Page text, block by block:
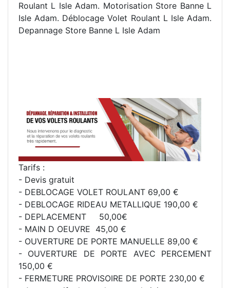
Roulant L Isle Adam. Motorisation Store Banne L
Isle Adam. Déblocage Volet Roulant L Isle Adam.
Depannage Store Banne L Isle Adam
Tarifs :
- Devis gratuit
- DEBLOCAGE VOLET ROULANT 69,00 €
- DEBLOCAGE RIDEAU METALLIQUE 190,00 €
- DEPLACEMENT 50,00€
- MAIN D OEUVRE 45,00 €
- OUVERTURE DE PORTE MANUELLE 89,00 €
- OUVERTURE DE PORTE AVEC PERCEMENT
150,00 €
- FERMETURE PROVISOIRE DE PORTE 230,00 €